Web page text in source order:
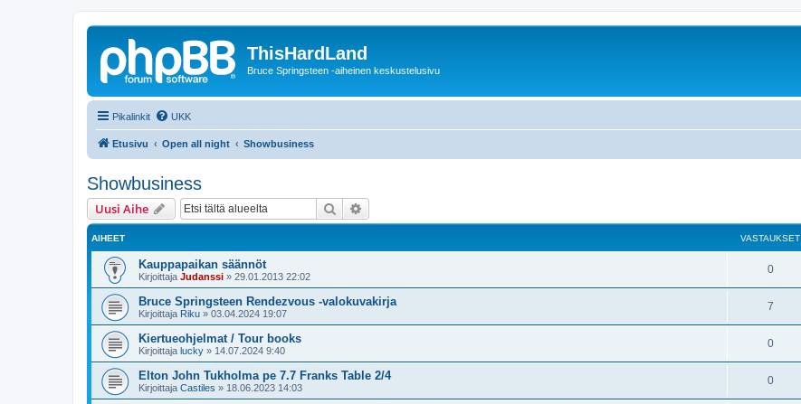
ThisHardLand
Bruce Springsteen -aiheinen keskustelusivu
Pikalinkit UKK
Etusivu Open all night Showbusiness
Showbusiness
Uusi Aihe Etsi
AIHEET VASTAUKSET
Kauppapaikan säännöt
Kirjoittaja Judanssi » 29.01.2013 22:02
0
Bruce Springsteen Rendezvous -valokuvakirja
Kirjoittaja Riku » 03.04.2024 19:07
7
Kiertueohjelmat / Tour books
Kirjoittaja lucky » 14.07.2024 9:40
0
Elton John Tukholma pe 7.7 Franks Table 2/4
Kirjoittaja Castiles » 18.06.2023 14:03
0